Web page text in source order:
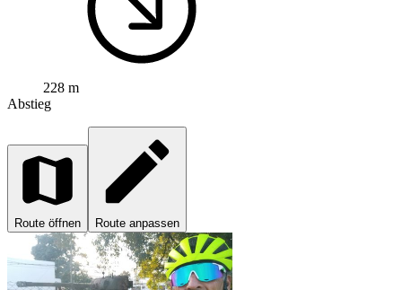
228 m
Abstieg
Route öffnen Route anpassen